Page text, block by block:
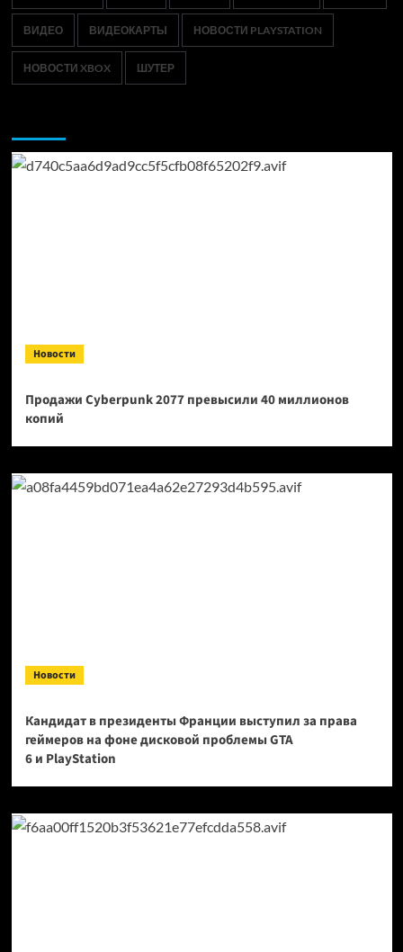
ВИДЕО ВИДЕОКАРТЫ НОВОСТИ PLAYSTATION
НОВОСТИ XBOX ШУТЕР
Новости
Продажи Cyberpunk 2077 превысили 40 миллионов
копий
Новости
Кандидат в президенты Франции выступил за права
геймеров на фоне дисковой проблемы GTA
6 и PlayStation